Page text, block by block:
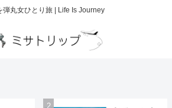
弾丸女ひとり旅 | Life Is Journey